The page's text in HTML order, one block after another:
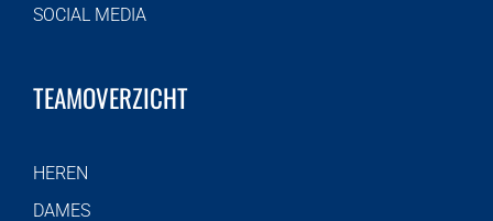
SOCIAL MEDIA
TEAMOVERZICHT
HEREN
DAMES